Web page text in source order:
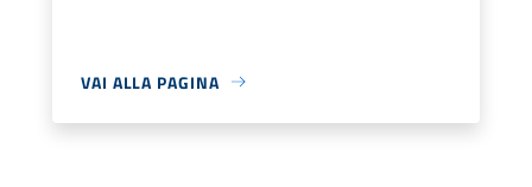
VAI ALLA PAGINA